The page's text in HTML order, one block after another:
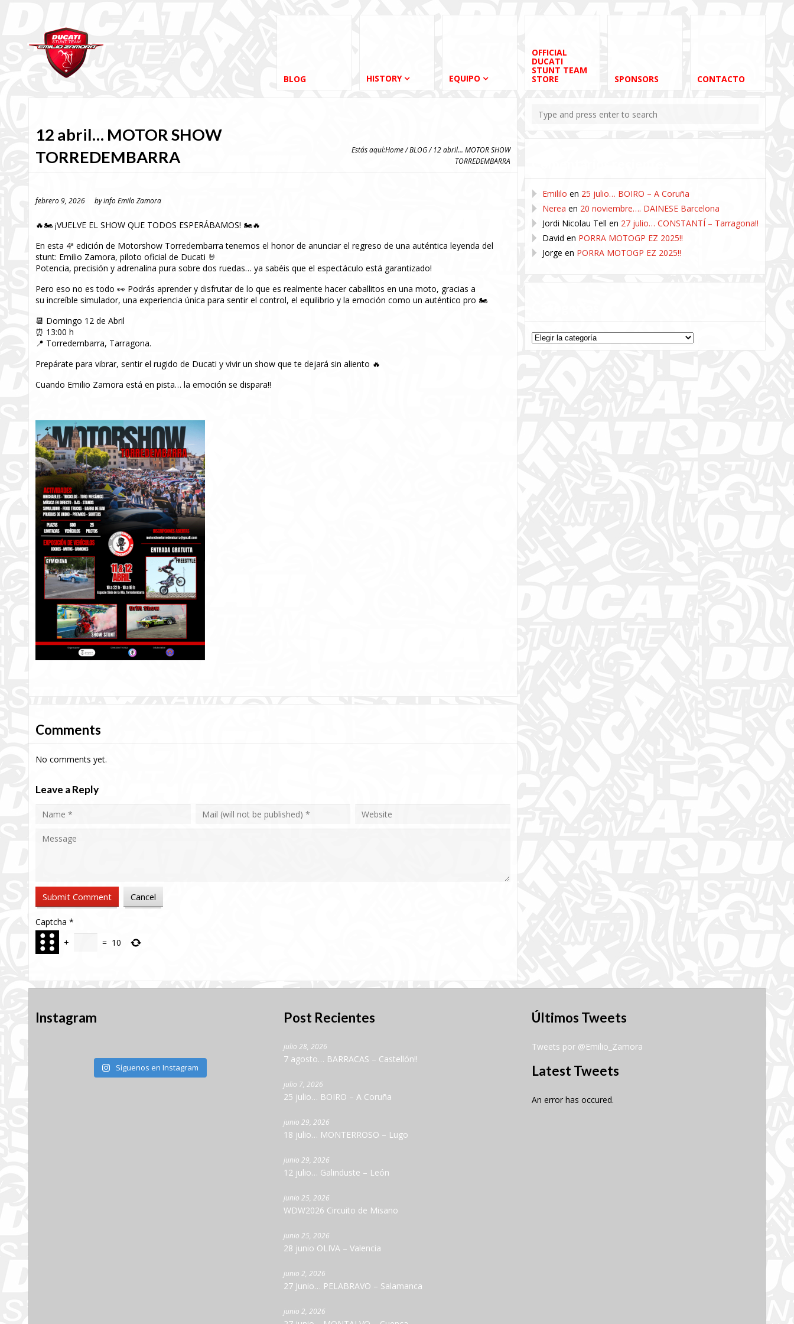
BLOG HISTORY EQUIPO
OFFICIAL
DUCATI
STUNT TEAM
STORE SPONSORS CONTACTO
12 abril… MOTOR SHOW
TORREDEMBARRA
Estás aquí:Home/BLOG/ 12 abril... MOTOR SHOW
TORREDEMBARRA
febrero 9, 2026 byinfo Emilo Zamora
🔥🏍️ ¡VUELVE EL SHOW QUE TODOS ESPERÁBAMOS! 🏍️🔥
En esta 4ª edición de Motorshow Torredembarra tenemos el honor de anunciar el regreso de una auténtica leyenda del
stunt: Emilio Zamora, piloto oficial de Ducati 🤘
Potencia, precisión y adrenalina pura sobre dos ruedas… ya sabéis que el espectáculo está garantizado!
Pero eso no es todo 👀 Podrás aprender y disfrutar de lo que es realmente hacer caballitos en una moto, gracias a
su increíble simulador, una experiencia única para sentir el control, el equilibrio y la emoción como un auténtico pro 🏍️
📆 Domingo 12 de Abril
⏰ 13:00 h
📍 Torredembarra, Tarragona.
Prepárate para vibrar, sentir el rugido de Ducati y vivir un show que te dejará sin aliento 🔥
Cuando Emilio Zamora está en pista… la emoción se dispara!!
Comments
No comments yet.
Leave a Reply
Captcha *
+
= 10
Emililo en 25 julio… BOIRO – A Coruña
Nerea en 20 noviembre…. DAINESE Barcelona
Jordi Nicolau Tell en 27 julio… CONSTANTÍ – Tarragona!!
David en PORRA MOTOGP EZ 2025!!
Jorge en PORRA MOTOGP EZ 2025!!
Categorías
Instagram
Síguenos en Instagram
Post Recientes
julio 28, 2026
7 agosto… BARRACAS – Castellón!!
julio 7, 2026
25 julio… BOIRO – A Coruña
junio 29, 2026
18 julio… MONTERROSO – Lugo
junio 29, 2026
12 julio… Galinduste – León
junio 25, 2026
WDW2026 Circuito de Misano
junio 25, 2026
28 junio OLIVA – Valencia
junio 2, 2026
27 Junio… PELABRAVO – Salamanca
junio 2, 2026
Últimos Tweets
Tweets por @Emilio_Zamora
Latest Tweets
An error has occured.